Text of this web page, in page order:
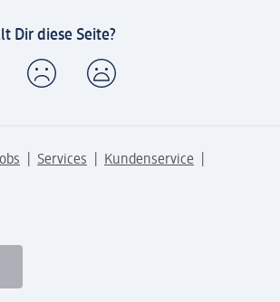
Dir diese Seite?
Services
Kundenservice